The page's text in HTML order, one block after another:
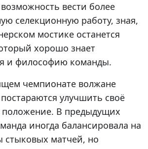
возможность вести более
селекционную работу, зная,
мостике останется
хорошо знает
и философию команды.
чемпионате волжане
улучшить своё
положение. В предыдущих
иногда балансировала на
стыковых матчей, но